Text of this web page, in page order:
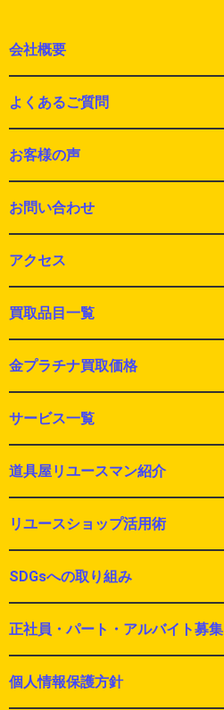
会社概要
よくあるご質問
お客様の声
お問い合わせ
アクセス
買取品目一覧
金プラチナ買取価格
サービス一覧
道具屋リユースマン紹介
リユースショップ活用術
SDGsへの取り組み
正社員・パート・アルバイト募集
個人情報保護方針